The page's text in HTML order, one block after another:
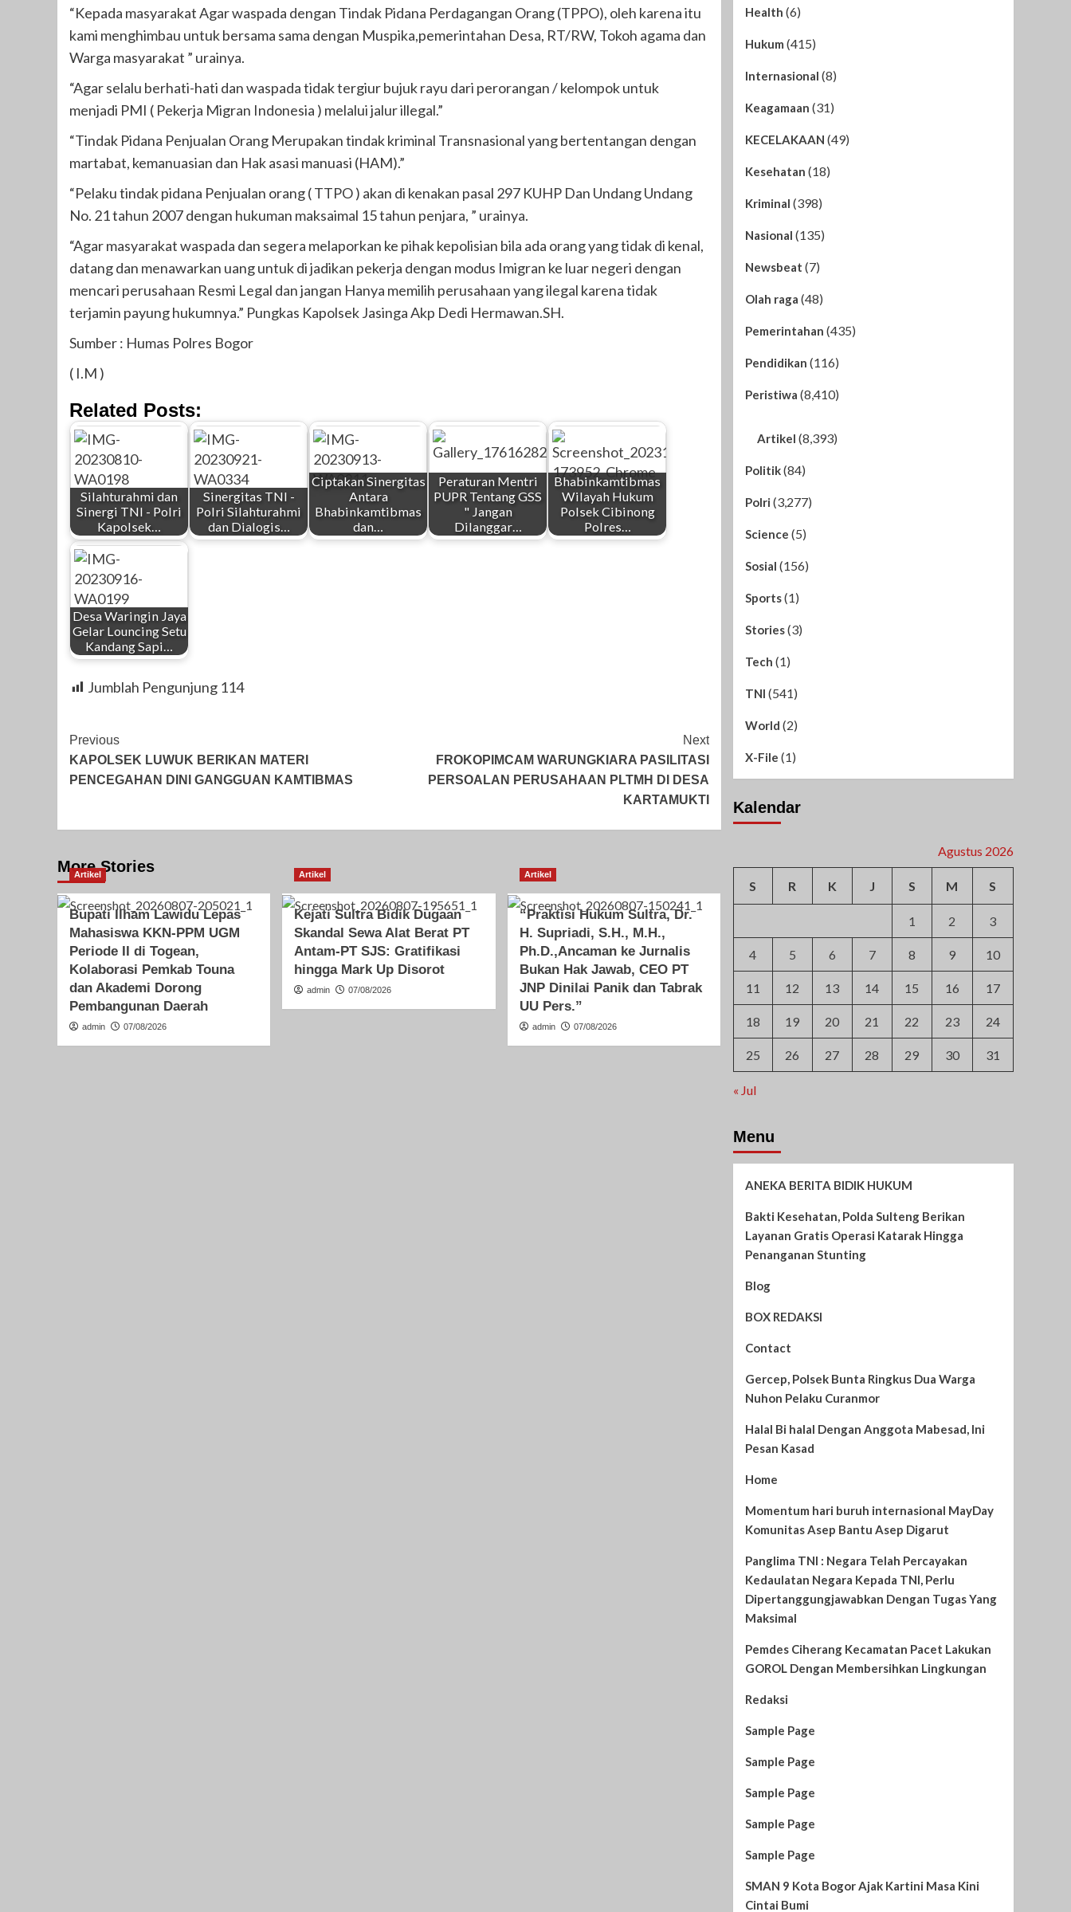
“Kepada masyarakat Agar waspada dengan Tindak Pidana Perdagangan Orang (TPPO), oleh karena itu
kami menghimbau untuk bersama sama dengan Muspika,pemerintahan Desa, RT/RW, Tokoh agama dan
Warga masyarakat ” urainya.
“Agar selalu berhati-hati dan waspada tidak tergiur bujuk rayu dari perorangan / kelompok untuk
menjadi PMI ( Pekerja Migran Indonesia ) melalui jalur illegal.”
“Tindak Pidana Penjualan Orang Merupakan tindak kriminal Transnasional yang bertentangan dengan
martabat, kemanuasian dan Hak asasi manuasi (HAM).”
“Pelaku tindak pidana Penjualan orang ( TTPO ) akan di kenakan pasal 297 KUHP Dan Undang Undang
No. 21 tahun 2007 dengan hukuman maksaimal 15 tahun penjara, ” urainya.
“Agar masyarakat waspada dan segera melaporkan ke pihak kepolisian bila ada orang yang tidak di kenal,
datang dan menawarkan uang untuk di jadikan pekerja dengan modus Imigran ke luar negeri dengan
mencari perusahaan Resmi Legal dan jangan Hanya memilih perusahaan yang ilegal karena tidak
terjamin payung hukumnya.” Pungkas Kapolsek Jasinga Akp Dedi Hermawan.SH.
Sumber : Humas Polres Bogor
( I.M )
Related Posts:
Silahturahmi dan
Sinergi TNI - Polri
Kapolsek…
Sinergitas TNI -
Polri Silahturahmi
dan Dialogis…
Ciptakan Sinergitas
Antara
Bhabinkamtibmas
dan…
Peraturan Mentri
PUPR Tentang GSS
" Jangan
Dilanggar…
Bhabinkamtibmas
Wilayah Hukum
Polsek Cibinong
Polres…
Desa Waringin Jaya
Gelar Louncing Setu
Kandang Sapi…
Jumblah Pengunjung 114
Post
Navigation
Previous
KAPOLSEK LUWUK BERIKAN MATERI
PENCEGAHAN DINI GANGGUAN KAMTIBMAS
Next
FROKOPIMCAM WARUNGKIARA PASILITASI
PERSOALAN PERUSAHAAN PLTMH DI DESA
KARTAMUKTI
More Stories
Artikel
Bupati Ilham Lawidu Lepas
Mahasiswa KKN-PPM UGM
Periode II di Togean,
Kolaborasi Pemkab Touna
dan Akademi Dorong
Pembangunan Daerah
admin 07/08/2026
Artikel
Kejati Sultra Bidik Dugaan
Skandal Sewa Alat Berat PT
Antam-PT SJS: Gratifikasi
hingga Mark Up Disorot
admin 07/08/2026
Artikel
“Praktisi Hukum Sultra, Dr.
H. Supriadi, S.H., M.H.,
Ph.D.,Ancaman ke Jurnalis
Bukan Hak Jawab, CEO PT
JNP Dinilai Panik dan Tabrak
UU Pers.”
admin 07/08/2026
Health (6)
Hukum (415)
Internasional (8)
Keagamaan (31)
KECELAKAAN (49)
Kesehatan (18)
Kriminal (398)
Nasional (135)
Newsbeat (7)
Olah raga (48)
Pemerintahan (435)
Pendidikan (116)
Peristiwa (8,410)
Artikel (8,393)
Politik(84)
Polri (3,277)
Science (5)
Sosial (156)
Sports(1)
Stories(3)
Tech (1)
TNI (541)
World (2)
X-File (1)
Kalendar
Agustus 2026
S R K J S M S
1 2 3
4 5 6 7 8 9 10
11 12 13 14 15 16 17
18 19 20 21 22 23 24
25 26 27 28 29 30 31
« Jul
Menu
ANEKA BERITA BIDIK HUKUM
Bakti Kesehatan, Polda Sulteng Berikan
Layanan Gratis Operasi Katarak Hingga
Penanganan Stunting
Blog
BOX REDAKSI
Contact
Gercep, Polsek Bunta Ringkus Dua Warga
Nuhon Pelaku Curanmor
Halal Bi halal Dengan Anggota Mabesad, Ini
Pesan Kasad
Home
Momentum hari buruh internasional MayDay
Komunitas Asep Bantu Asep Digarut
Panglima TNI : Negara Telah Percayakan
Kedaulatan Negara Kepada TNI, Perlu
Dipertanggungjawabkan Dengan Tugas Yang
Maksimal
Pemdes Ciherang Kecamatan Pacet Lakukan
GOROL Dengan Membersihkan Lingkungan
Redaksi
Sample Page
Sample Page
Sample Page
Sample Page
Sample Page
SMAN 9 Kota Bogor Ajak Kartini Masa Kini
Cintai Bumi